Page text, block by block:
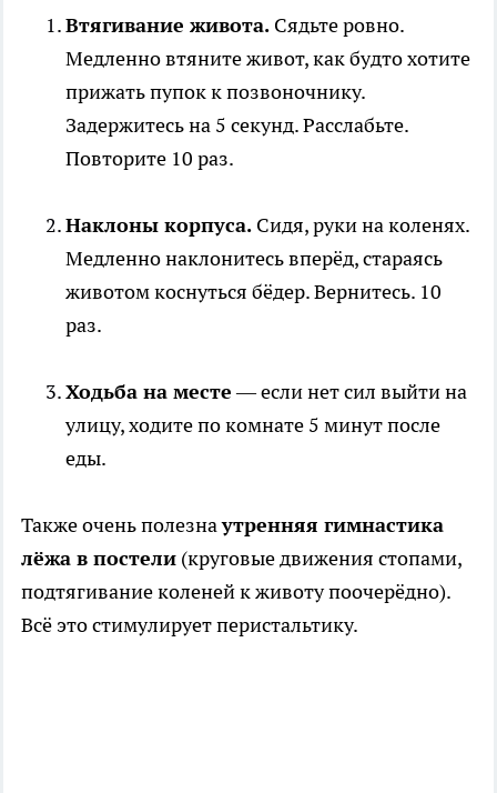
Втягивание живота. Сядьте ровно.
Медленно втяните живот, как будто хотите
прижать пупок к позвоночнику.
Задержитесь на 5 секунд. Расслабьте.
Повторите 10 раз.
Наклоны корпуса. Сидя, руки на коленях.
Медленно наклонитесь вперёд, стараясь
животом коснуться бёдер. Вернитесь. 10
раз.
Ходьба на месте— если нет сил выйти на
улицу, ходите по комнате 5 минут после
еды.
Также очень полезнаутренняя гимнастика
лёжа в постели (круговые движения стопами,
подтягивание коленей к животу поочерёдно).
Всё это стимулирует перистальтику.